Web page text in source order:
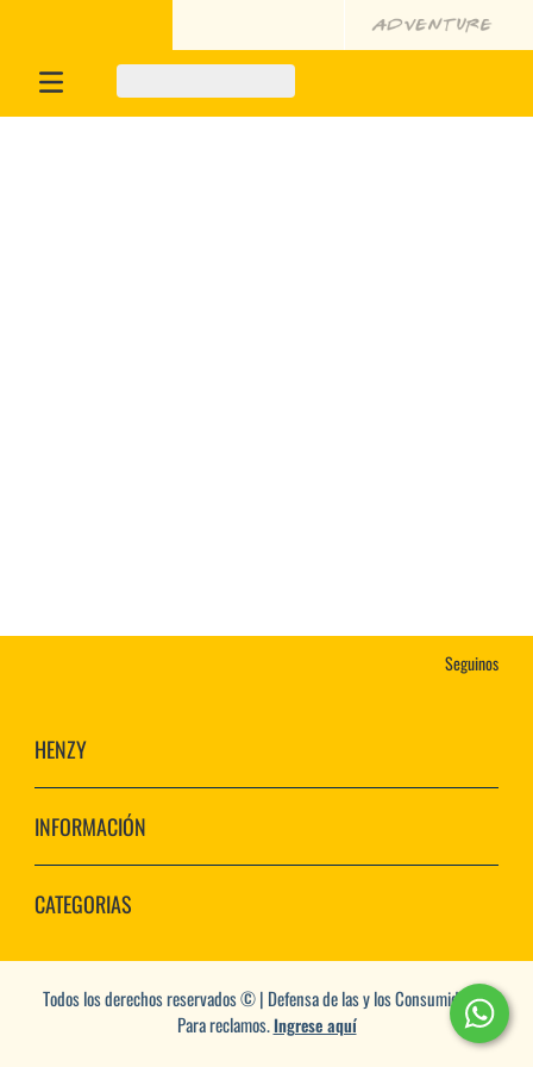
Seguinos
HENZY
INFORMACIÓN
CATEGORIAS
Todos los derechos reservados © | Defensa de las y los Consumidores.
Para reclamos.Ingrese aquí